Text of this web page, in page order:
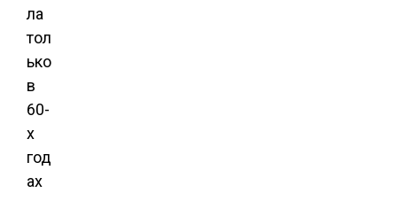
ла
тол
ько
в
60-
х
год
ах